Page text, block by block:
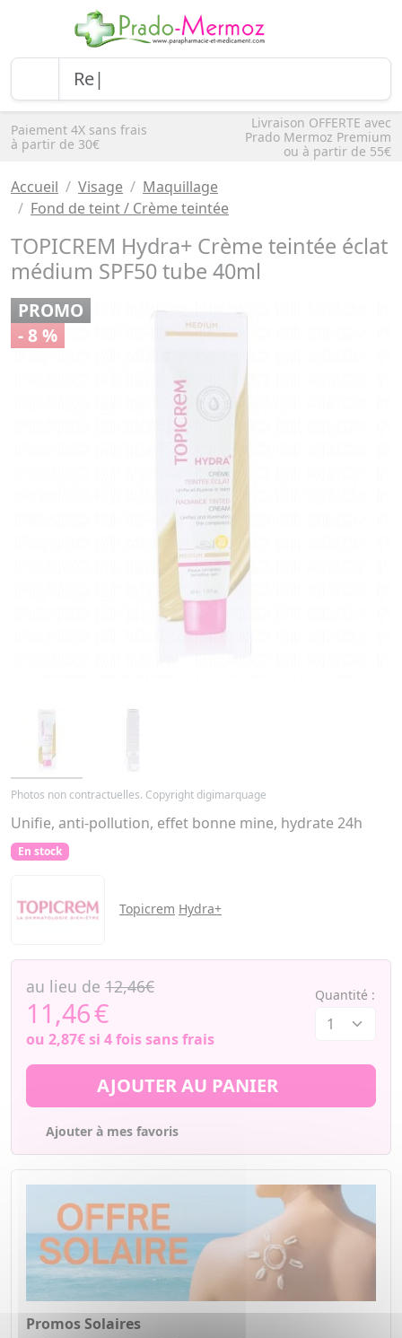
Paiement 4X sans frais
à partir de 30€
Livraison OFFERTE avec
Prado Mermoz Premium
ou à partir de 55€
Accueil Visage
Maquillage
Fond de teint / Crème teintée
TOPICREM Hydra+ Crème teintée éclat
médium SPF50 tube 40ml
PROMO
- 8 %
Photos non contractuelles. Copyright digimarquage
Unifie, anti-pollution, effet bonne mine, hydrate 24h
En stock
Topicrem Hydra+
au lieu de 12,46€
11,46€
ou 2,87€si 4 fois sans frais
Quantité :
AJOUTER AU PANIER
Ajouter à mes favoris
Promos Solaires